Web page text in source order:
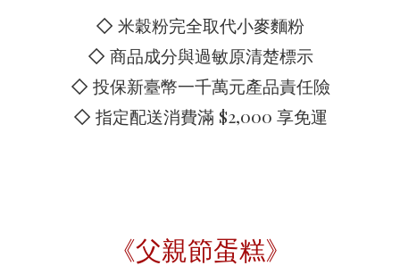
◇ 米穀粉完全取代小麥麵粉
◇ 商品成分與過敏原清楚標示
◇ 投保新臺幣一千萬元產品責任險
◇ 指定配送消費滿 $2,000 享免運
《父親節蛋糕》